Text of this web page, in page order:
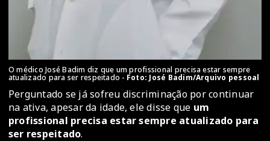
O médico José Badim diz que um profissional precisa estar sempre
atualizado para ser respeitado - Foto: José Badim/Arquivo pessoal
Perguntado se já sofreu discriminação por continuar
na ativa, apesar da idade, ele disse que um
profissional precisa estar sempre atualizado para
ser respeitado.